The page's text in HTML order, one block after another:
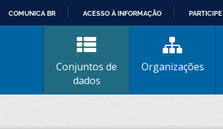
CONTEÚDO
COMUNICA BR ACESSO À INFORMAÇÃO PARTICIPE
Conjuntos de
dados
Organizações